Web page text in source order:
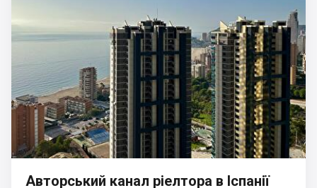
Авторський канал ріелтора в Іспанії